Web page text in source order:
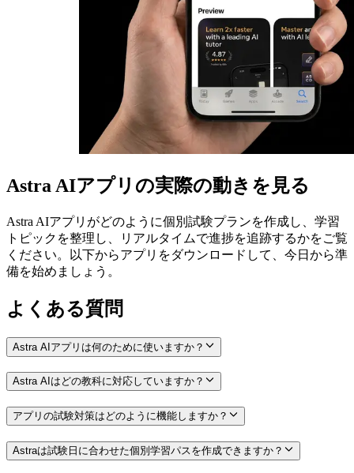
Astra AIアプリの実際の動きを見る
Astra AIアプリがどのように個別試験プランを作成し、学習
トピックを整理し、リアルタイムで進捗を追跡するかをご覧
ください。以下からアプリをダウンロードして、今日から準
備を始めましょう。
よくある質問
Astra AIアプリは何のために使いますか？
Astra AIはどの教科に対応していますか？
アプリの試験対策はどのように機能しますか？
Astraは試験日に合わせた個別学習パスを作成できますか？